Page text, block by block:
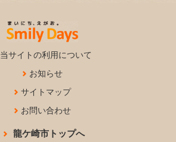
当サイトの利用について
お知らせ
サイトマップ
お問い合わせ
龍ケ崎市トップへ